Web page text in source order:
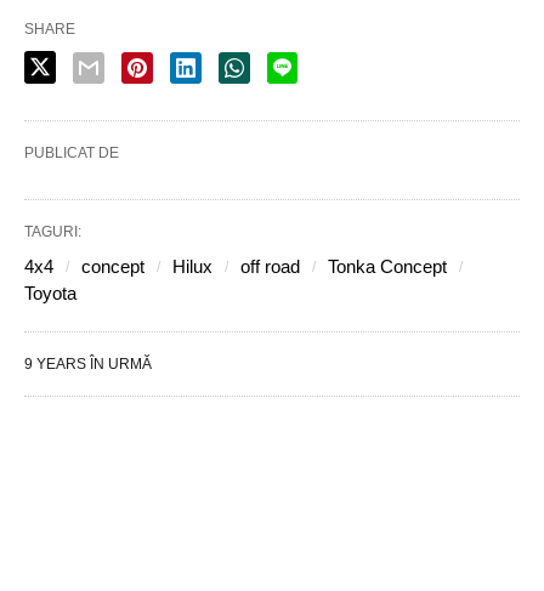
SHARE
PUBLICAT DE
TAGURI:
4x4 concept Hilux off road
Tonka Concept
Toyota
9 YEARS ÎN URMĂ